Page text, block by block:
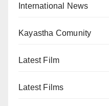
International News
Kayastha Comunity
Latest Film
Latest Films